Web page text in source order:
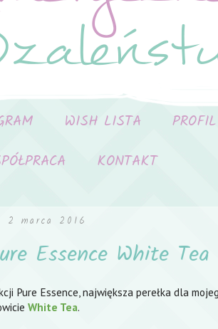
WISH LISTA
KONTAKT
2 marca 2016
Essence White Tea
Pure Essence, największa perełka dla
White Tea.